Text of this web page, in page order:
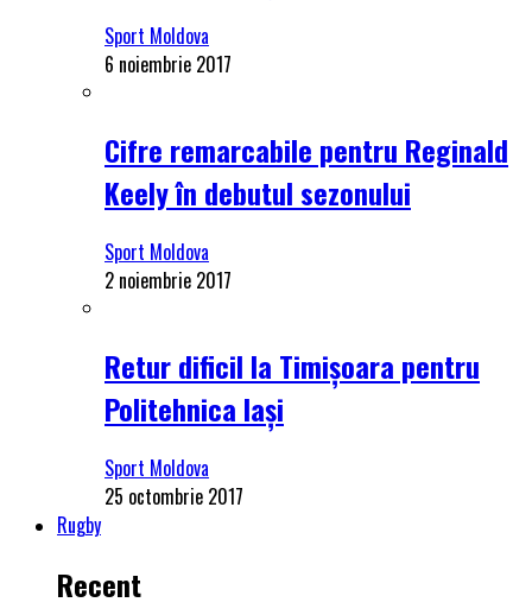
Sport Moldova
6 noiembrie 2017
Cifre remarcabile pentru Reginald
Keely în debutul sezonului
Sport Moldova
2 noiembrie 2017
Retur dificil la Timișoara pentru
Politehnica Iași
Sport Moldova
25 octombrie 2017
Rugby
Recent